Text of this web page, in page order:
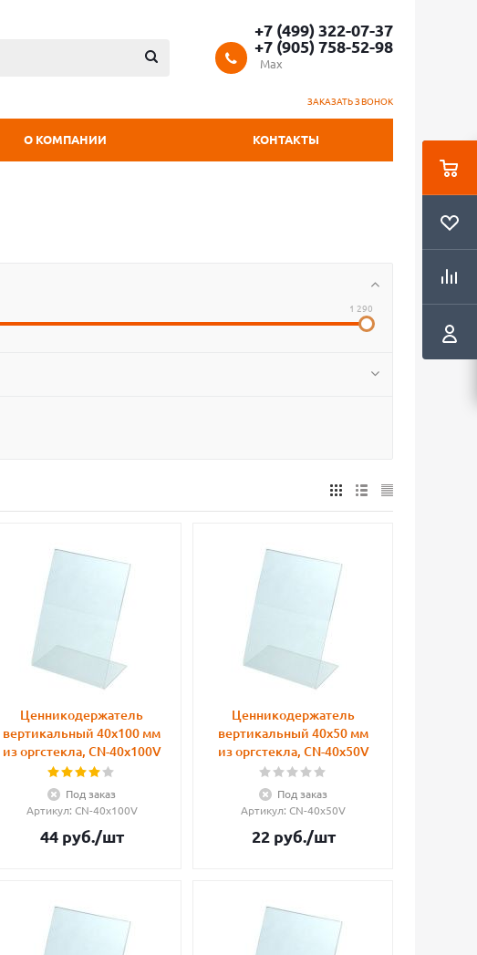
+7 (499) 322-07-37
+7 (905) 758-52-98
Max
ЗАКАЗАТЬ ЗВОНОК
О КОМПАНИИ КОНТАКТЫ
1 290
Ценникодержатель
вертикальный 40х100 мм
из оргстекла, CN-40x100V
Под заказ
Артикул: CN-40x100V
44руб./шт
Ценникодержатель
вертикальный 40х50 мм
из оргстекла, CN-40x50V
Под заказ
Артикул: CN-40x50V
22руб./шт